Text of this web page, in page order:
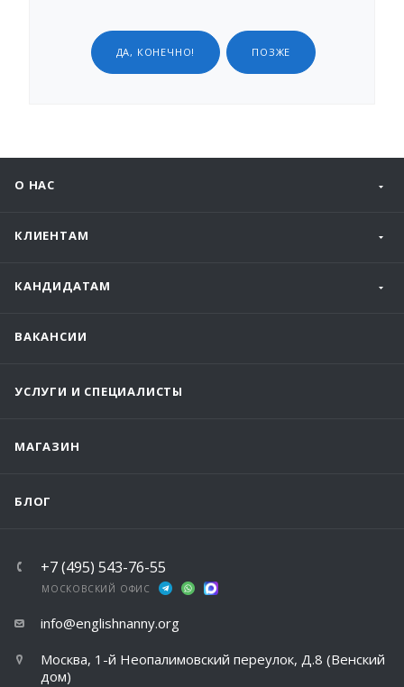
ДА, КОНЕЧНО! ПОЗЖЕ
О НАС
КЛИЕНТАМ
КАНДИДАТАМ
ВАКАНСИИ
УСЛУГИ И СПЕЦИАЛИСТЫ
МАГАЗИН
БЛОГ
+7 (495) 543-76-55
МОСКОВСКИЙ ОФИС
info@englishnanny.org
Москва, 1-й Неопалимовский переулок, Д.8 (Венский
дом)